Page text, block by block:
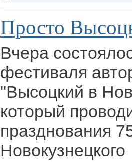
Просто
Вчера
фестиваля
"Высоцкий в
который
празднования
Новокузнецкого